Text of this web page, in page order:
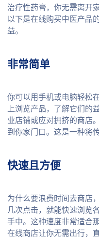
治疗性药膏，你无需离开
以下是在线购买中医产品
益。
非常简单
你可以用手机或电脑轻松
上浏览产品，了解它们的
业店铺或应对拥挤的商店
到你家门口。这是一种将
快速且方便
为什么要浪费时间去商店
几次点击，就能快速浏览
手中。这种速度非常适合
在线商店让你无需出行，